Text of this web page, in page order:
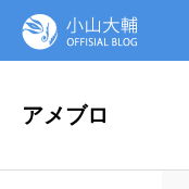
アメブロ